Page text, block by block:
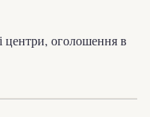
центри, оголошення в